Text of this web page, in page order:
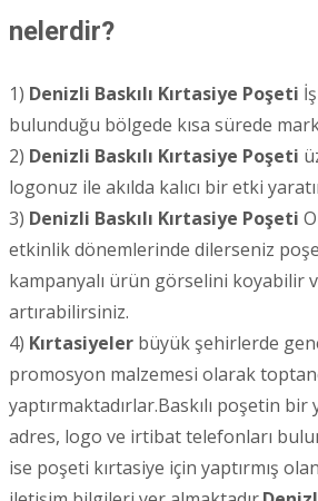
nelerdir?
1) Denizli Baskılı Kırtasiye Poşeti
bulunduğu bölgede kısa sürede
2) Denizli Baskılı Kırtasiye Poşeti
logonuz ile akılda kalıcı bir etki
3) Denizli Baskılı Kırtasiye Poşeti
etkinlik dönemlerinde dilerseniz
kampanyalı ürün görselini koyabilir ve
artırabilirsiniz.
4) Kırtasiyeler büyük şehirlerde
promosyon malzemesi olarak
yaptırmaktadırlar.Baskılı poşetin bir
adres, logo ve irtibat telefonları
ise poşeti kırtasiye için yaptırmış